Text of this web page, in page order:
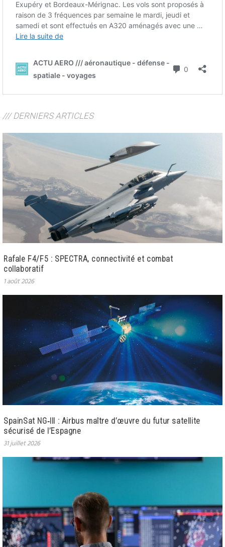
/// DERNIERS ARTICLES
Rafale F4/F5 : SPECTRA, connectivité et combat
collaboratif
1 août 2026
SpainSat NG‑III : Airbus maître d’œuvre du futur satellite
sécurisé de l’Espagne
31 juillet 2026